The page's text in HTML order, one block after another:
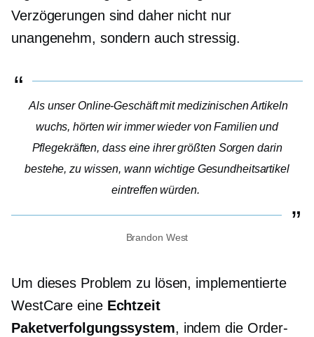
Verzögerungen sind daher nicht nur
unangenehm, sondern auch stressig.
Als unser Online-Geschäft mit medizinischen Artikeln
wuchs, hörten wir immer wieder von Familien und
Pflegekräften, dass eine ihrer größten Sorgen darin
bestehe, zu wissen, wann wichtige Gesundheitsartikel
eintreffen würden.
Brandon West
Um dieses Problem zu lösen, implementierte
WestCare eine Echtzeit
Paketverfolgungssystem, indem die Order-